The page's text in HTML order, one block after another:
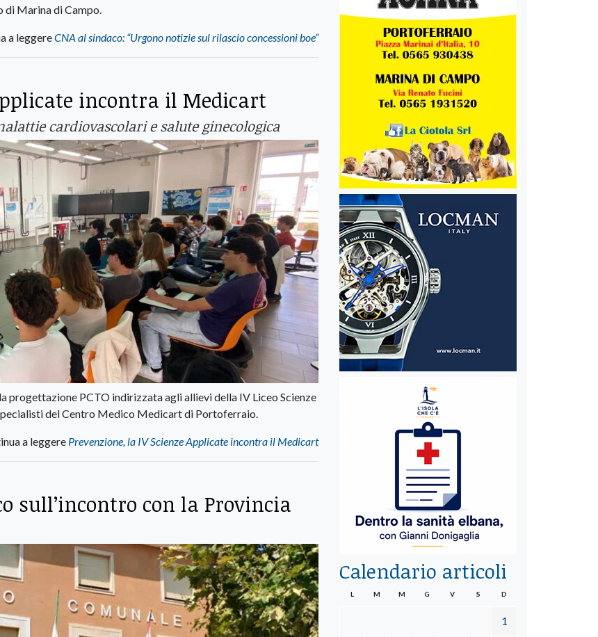
Marina di Campo.
a leggereCNA al sindaco: “Urgono notizie sul rilascio concessioni boe”
incontra il Medicart
cardiovascolari e salute ginecologica
progettazione PCTO indirizzata agli allievi della IV Liceo Scienze
del Centro Medico Medicart di Portoferraio.
a leggere Prevenzione, la IV Scienze Applicate incontra il Medicart
sull’incontro con la Provincia
Calendario articoli
L M M G V S D
1